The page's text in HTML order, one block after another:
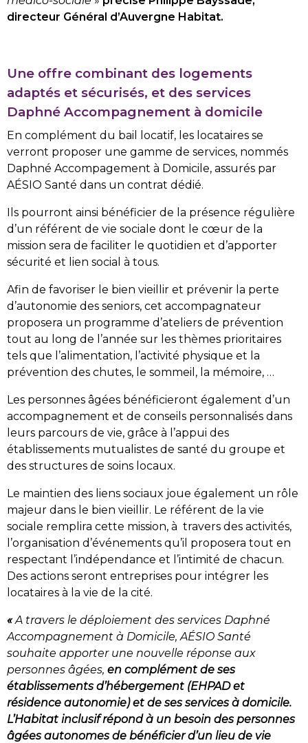
directeur Général d’Auvergne Habitat.
Une offre combinant des logements
adaptés et sécurisés, et des services
Daphné Accompagnement à domicile
En complément du bail locatif, les locataires se
verront proposer une gamme de services, nommés
Daphné Accompagement à Domicile, assurés par
AÉSIO Santé dans un contrat dédié.
Ils pourront ainsi bénéficier de la présence régulière
d’un référent de vie sociale dont le cœur de la
mission sera de faciliter le quotidien et d’apporter
sécurité et lien social à tous.
Afin de favoriser le bien vieillir et prévenir la perte
d’autonomie des seniors, cet accompagnateur
proposera un programme d’ateliers de prévention
tout au long de l’année sur les thèmes prioritaires
tels que l’alimentation, l’activité physique et la
prévention des chutes, le sommeil, la mémoire, …
Les personnes âgées bénéficieront également d’un
accompagnement et de conseils personnalisés dans
leurs parcours de vie, grâce à l’appui des
établissements mutualistes de santé du groupe et
des structures de soins locaux.
Le maintien des liens sociaux joue également un rôle
majeur dans le bien vieillir. Le référent de la vie
sociale remplira cette mission, à travers des activités,
l’organisation d’événements qu’il proposera tout en
respectant l’indépendance et l’intimité de chacun.
Des actions seront entreprises pour intégrer les
locataires à la vie de la cité.
«A travers le déploiement des services Daphné
Accompagnement à Domicile, AÉSIO Santé
souhaite apporter une nouvelle réponse aux
personnes âgées, en complément de ses
établissements d’hébergement (EHPAD et
résidence autonomie) et de ses services à domicile.
L’Habitat inclusif répond à un besoin des personnes
âgées autonomes de bénéficier d’un lieu de vie